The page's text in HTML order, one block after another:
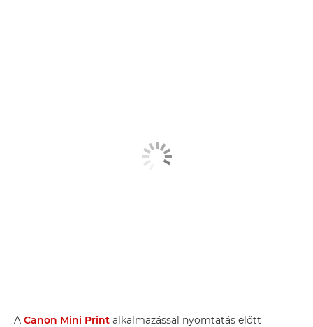
A Canon Mini Print alkalmazással nyomtatás előtt